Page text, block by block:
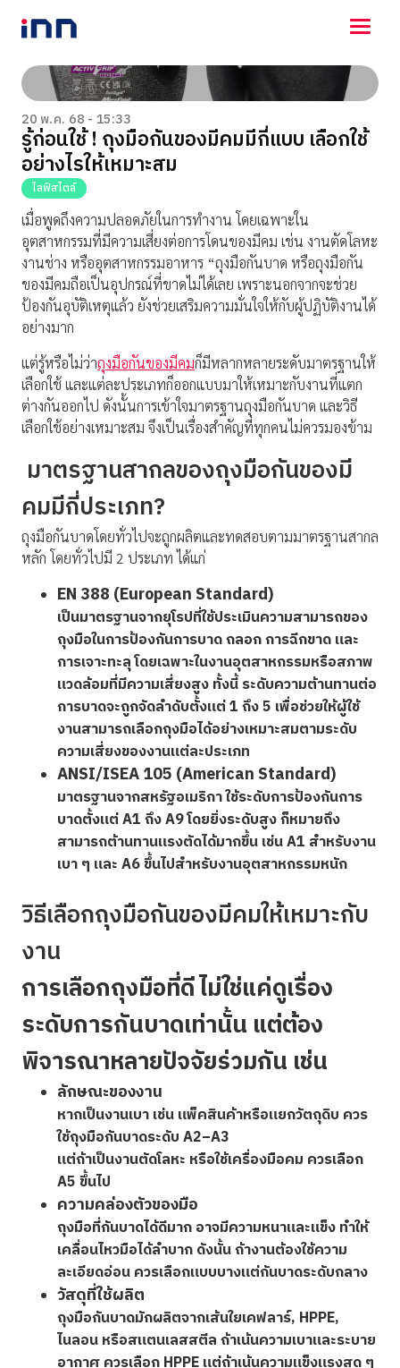
NEWS
ENTERTAINMENT
LIFESTYLE
HOROSCOPE
LOTTERY
VIDEO
ร่วมด้วยช่วยกัน
20 พ.ค. 68 - 15:33
รู้ก่อนใช้ ! ถุงมือกันของมีคมมีกี่แบบ เลือกใช้
อย่างไรให้เหมาะสม
ไลฟ์สไตล์
เมื่อพูดถึงความปลอดภัยในการทำงาน โดยเฉพาะใน
อุตสาหกรรมที่มีความเสี่ยงต่อการโดนของมีคม เช่น งานตัดโลหะ
งานช่าง หรืออุตสาหกรรมอาหาร “ถุงมือกันบาด หรือถุงมือกัน
ของมีคมถือเป็นอุปกรณ์ที่ขาดไม่ได้เลย เพราะนอกจากจะช่วย
ป้องกันอุบัติเหตุแล้ว ยังช่วยเสริมความมั่นใจให้กับผู้ปฏิบัติงานได้
อย่างมาก
แต่รู้หรือไม่ว่าถุงมือกันของมีคมก็มีหลากหลายระดับมาตรฐานให้
เลือกใช้ และแต่ละประเภทก็ออกแบบมาให้เหมาะกับงานที่แตก
ต่างกันออกไป ดังนั้นการเข้าใจมาตรฐานถุงมือกันบาด และวิธี
เลือกใช้อย่างเหมาะสม จึงเป็นเรื่องสำคัญที่ทุกคนไม่ควรมองข้าม
มาตรฐานสากลของถุงมือกันของมี
คมมีกี่ประเภท?
ถุงมือกันบาดโดยทั่วไปจะถูกผลิตและทดสอบตามมาตรฐานสากล
หลัก โดยทั่วไปมี 2 ประเภท ได้แก่
EN 388 (European Standard)
เป็นมาตรฐานจากยุโรปที่ใช้ประเมินความสามารถของ
ถุงมือในการป้องกันการบาด ถลอก การฉีกขาด และ
การเจาะทะลุ โดยเฉพาะในงานอุตสาหกรรมหรือสภาพ
แวดล้อมที่มีความเสี่ยงสูง ทั้งนี้ ระดับความต้านทานต่อ
การบาดจะถูกจัดลำดับตั้งแต่ 1 ถึง 5 เพื่อช่วยให้ผู้ใช้
งานสามารถเลือกถุงมือได้อย่างเหมาะสมตามระดับ
ความเสี่ยงของงานแต่ละประเภท
ANSI/ISEA 105 (American Standard)
มาตรฐานจากสหรัฐอเมริกา ใช้ระดับการป้องกันการ
บาดตั้งแต่ A1 ถึง A9 โดยยิ่งระดับสูง ก็หมายถึง
สามารถต้านทานแรงตัดได้มากขึ้น เช่น A1 สำหรับงาน
เบา ๆ และ A6 ขึ้นไปสำหรับงานอุตสาหกรรมหนัก
วิธีเลือกถุงมือกันของมีคมให้เหมาะกับ
งาน
การเลือกถุงมือที่ดี ไม่ใช่แค่ดูเรื่อง
ระดับการกันบาดเท่านั้น แต่ต้อง
พิจารณาหลายปัจจัยร่วมกัน เช่น
ลักษณะของงาน
หากเป็นงานเบา เช่น แพ็คสินค้าหรือแยกวัตถุดิบ ควร
ใช้ถุงมือกันบาดระดับ A2–A3
แต่ถ้าเป็นงานตัดโลหะ หรือใช้เครื่องมือคม ควรเลือก
A5 ขึ้นไป
ความคล่องตัวของมือ
ถุงมือที่กันบาดได้ดีมาก อาจมีความหนาและแข็ง ทำให้
เคลื่อนไหวมือได้ลำบาก ดังนั้น ถ้างานต้องใช้ความ
ละเอียดอ่อน ควรเลือกแบบบางแต่กันบาดระดับกลาง
วัสดุที่ใช้ผลิต
ถุงมือกันบาดมักผลิตจากเส้นใยเคฟลาร์, HPPE,
ไนลอน หรือสแตนเลสสตีล ถ้าเน้นความเบาและระบาย